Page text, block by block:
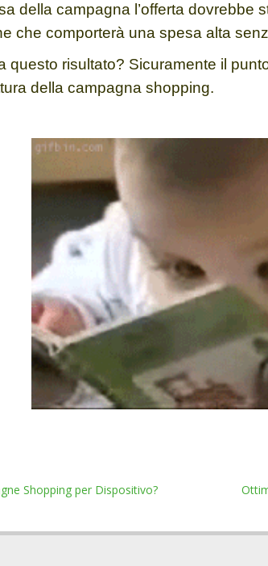
della campagna l’offerta dovrebbe
che comporterà una spesa alta
questo risultato? Sicuramente il
della campagna shopping.
Shopping per Dispositivo?